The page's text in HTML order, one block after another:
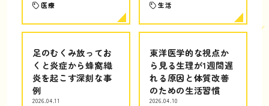
医療 生活
足のむくみ放ってお
くと炎症から蜂窩織
炎を起こす深刻な事
例
2026.04.11
東洋医学的な視点か
ら見る生理が1週間遅
れる原因と体質改善
のための生活習慣
2026.04.10